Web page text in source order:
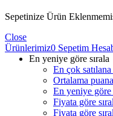
Sepetinize Ürün
Close
Ürünlerimiz0 Sepetim
En yeniye göre sırala
En çok satılana
Ortalama
En yeniye göre
Fiyata göre
Fiyata göre